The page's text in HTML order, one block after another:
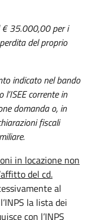
€ 35.000,00 per i
del proprio
indicato nel bando
corrente in
domanda o, in
fiscali
in locazione non
del cd.
al
la lista dei
con l’INPS